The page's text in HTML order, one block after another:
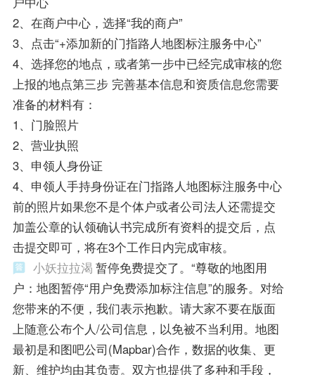
2、在商户中心，选择“我的商户”
3、点击“+添加新的门指路人地图标注服务中心”
4、选择您的地点，或者第一步中已经完成审核的您
上报的地点第三步 完善基本信息和资质信息您需要
准备的材料有：
1、门脸照片
2、营业执照
3、申领人身份证
4、申领人手持身份证在门指路人地图标注服务中心
前的照片如果您不是个体户或者公司法人还需提交
加盖公章的认领确认书完成所有资料的提交后，点
击提交即可，将在3个工作日内完成审核。
小妖拉拉渴 暂停免费提交了。“尊敬的地图用
户：地图暂停“用户免费添加标注信息”的服务。对给
您带来的不便，我们表示抱歉。请大家不要在版面
上随意公布个人/公司信息，以免被不当利用。地图
最初是和图吧公司(Mapbar)合作，数据的收集、更
新、维护均由其负责。双方也提供了多种和手段，